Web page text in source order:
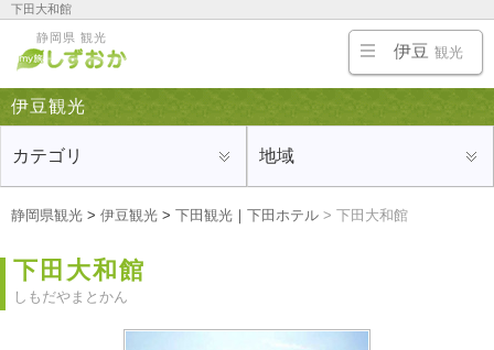
下田大和館
伊豆半島の熱海・伊東・修善寺・沼津の旅行にオススメの観光地、ホテルや旅館、温泉、名
物・ご当地グルメ、お土産を紹介
静岡県 観光
伊豆 観光
伊豆観光
カテゴリ 地域
静岡県観光 > 伊豆観光 > 下田観光 ｜ 下田ホテル > 下田大和館
下田大和館
しもだやまとかん